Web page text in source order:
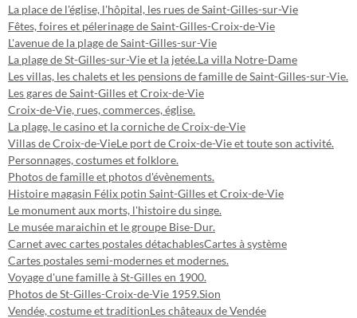
La place de l'église, l'hôpital, les rues de Saint-Gilles-sur-Vie
Fêtes, foires et pélerinage de Saint-Gilles-Croix-de-Vie
L'avenue de la plage de Saint-Gilles-sur-Vie
La plage de St-Gilles-sur-Vie et la jetée.La villa Notre-Dame
Les villas, les chalets et les pensions de famille de Saint-Gilles-sur-Vie.
Les gares de Saint-Gilles et Croix-de-Vie
Croix-de-Vie, rues, commerces, église.
La plage, le casino et la corniche de Croix-de-Vie
Villas de Croix-de-VieLe port de Croix-de-Vie et toute son activité.
Personnages, costumes et folklore.
Photos de famille et photos d'évènements.
Histoire magasin Félix potin Saint-Gilles et Croix-de-Vie
Le monument aux morts, l'histoire du singe.
Le musée maraichin et le groupe Bise-Dur.
Carnet avec cartes postales détachablesCartes à système
Cartes postales semi-modernes et modernes.
Voyage d'une famille à St-Gilles en 1900.
Photos de St-Gilles-Croix-de-Vie 1959.Sion
Vendée, costume et traditionLes châteaux de Vendée